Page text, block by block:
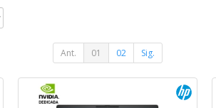
Ant. 01 02 Sig.